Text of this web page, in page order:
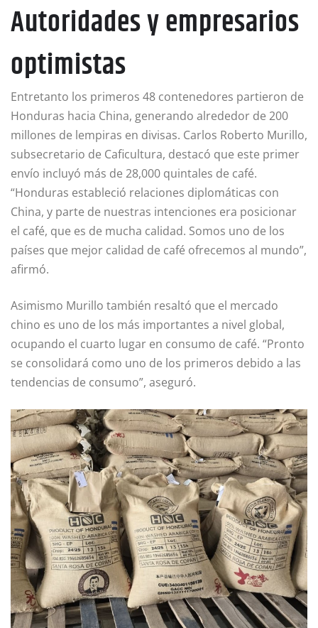
Autoridades y empresarios
optimistas
Entretanto los primeros 48 contenedores partieron de
Honduras hacia China, generando alrededor de 200
millones de lempiras en divisas. Carlos Roberto Murillo,
subsecretario de Caficultura, destacó que este primer
envío incluyó más de 28,000 quintales de café.
“Honduras estableció relaciones diplomáticas con
China, y parte de nuestras intenciones era posicionar
el café, que es de mucha calidad. Somos uno de los
países que mejor calidad de café ofrecemos al mundo”,
afirmó.
Asimismo Murillo también resaltó que el mercado
chino es uno de los más importantes a nivel global,
ocupando el cuarto lugar en consumo de café. “Pronto
se consolidará como uno de los primeros debido a las
tendencias de consumo”, aseguró.